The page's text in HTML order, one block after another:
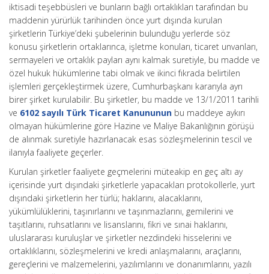
iktisadi teşebbüsleri ve bunların bağlı ortaklıkları tarafından bu
maddenin yürürlük tarihinden önce yurt dışında kurulan
şirketlerin Türkiye’deki şubelerinin bulunduğu yerlerde söz
konusu şirketlerin ortaklarınca, işletme konuları, ticaret unvanları,
sermayeleri ve ortaklık payları aynı kalmak suretiyle, bu madde ve
özel hukuk hükümlerine tabi olmak ve ikinci fıkrada belirtilen
işlemleri gerçekleştirmek üzere, Cumhurbaşkanı kararıyla ayrı
birer şirket kurulabilir. Bu şirketler, bu madde ve 13/1/2011 tarihli
ve 6102 sayılı Türk Ticaret Kanununun bu maddeye aykırı
olmayan hükümlerine göre Hazine ve Maliye Bakanlığının görüşü
de alınmak suretiyle hazırlanacak esas sözleşmelerinin tescil ve
ilanıyla faaliyete geçerler.
Kurulan şirketler faaliyete geçmelerini müteakip en geç altı ay
içerisinde yurt dışındaki şirketlerle yapacakları protokollerle, yurt
dışındaki şirketlerin her türlü; haklarını, alacaklarını,
yükümlülüklerini, taşınırlarını ve taşınmazlarını, gemilerini ve
taşıtlarını, ruhsatlarını ve lisanslarını, fikri ve sınai haklarını,
uluslararası kuruluşlar ve şirketler nezdindeki hisselerini ve
ortaklıklarını, sözleşmelerini ve kredi anlaşmalarını, araçlarını,
gereçlerini ve malzemelerini, yazılımlarını ve donanımlarını, yazılı